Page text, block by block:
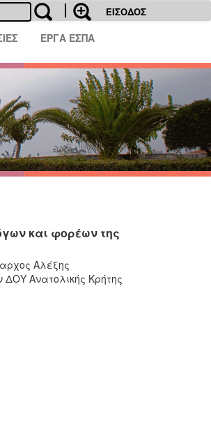
ΕΙΣΟΔΟΣ
ΕΡΓΑ ΕΣΠΑ
και φορέων της
Αλέξης
ΔΟΥ Ανατολικής Κρήτης